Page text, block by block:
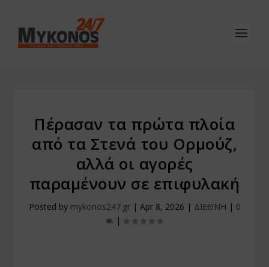
Πέρασαν τα πρώτα πλοία
από τα Στενά του Ορμούζ,
αλλά οι αγορές
παραμένουν σε επιφυλακή
Posted by mykonos247.gr| Apr 8, 2026 | ΔΙΕΘΝΗ | 0
|